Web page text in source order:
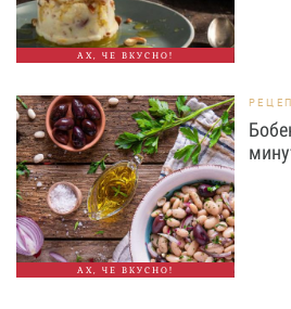
АХ, ЧЕ ВКУСНО!
АХ, ЧЕ ВКУСНО!